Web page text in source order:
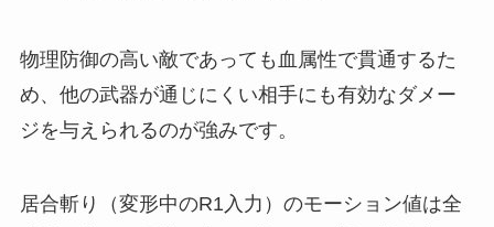
物理防御の高い敵であっても血属性で貫通するた
め、他の武器が通じにくい相手にも有効なダメー
ジを与えられるのが強みです。
居合斬り（変形中のR1入力）のモーション値は全